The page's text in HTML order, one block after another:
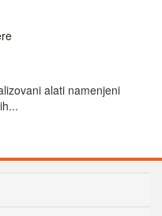
alati namenjeni